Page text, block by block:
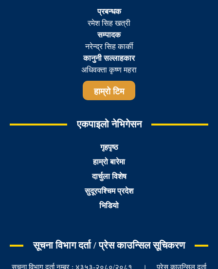
प्रबन्धक
रमेश सिह खत्री
सम्पादक
नरेन्द्र सिह कार्की
कानुनी सल्लाहकार
अधिवक्ता कृष्ण महरा
हाम्रो टिम
एकपाइलो नेभिगेसन
गृहपृष्ठ
हाम्रो बारेमा
दार्चुला विशेष
सुदूरपश्चिम प्रदेश
भिडियो
सूचना विभाग दर्ता / प्रेस काउन्सिल सूचिकरण
सूचना विभाग दर्ता नम्बर : ४३५३-२०८०/२०८१ । प्रेस काउन्सिल दर्ता